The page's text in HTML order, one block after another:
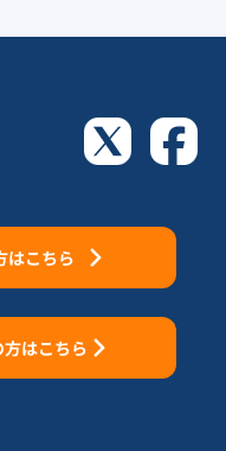
はこちら
はこちら